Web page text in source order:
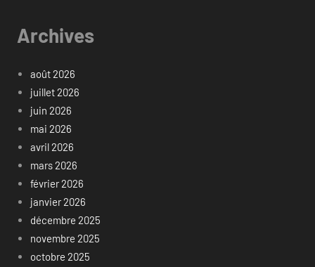
Archives
août 2026
juillet 2026
juin 2026
mai 2026
avril 2026
mars 2026
février 2026
janvier 2026
décembre 2025
novembre 2025
octobre 2025